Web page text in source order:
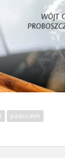
pastorałek